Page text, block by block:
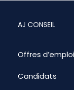
AJ CONSEIL
Offres d’emploi
Candidats